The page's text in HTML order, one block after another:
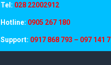
Tel: 028 22002912
Hotline: 0905 267 180
Support: 0917 868 793 – 097 141